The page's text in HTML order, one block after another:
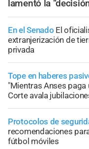
lamentó la
En el Senado El
extranjerización de
privada
Tope en haberes
"Mientras Anses paga
Corte avala
Protocolos de
recomendaciones
fútbol móviles